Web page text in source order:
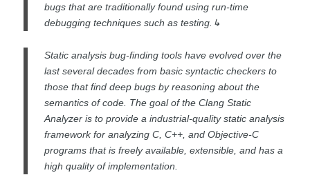
bugs that are traditionally found using run-time
debugging techniques such as testing.↳
Static analysis bug-finding tools have evolved over the
last several decades from basic syntactic checkers to
those that find deep bugs by reasoning about the
semantics of code. The goal of the Clang Static
Analyzer is to provide a industrial-quality static analysis
framework for analyzing C, C++, and Objective-C
programs that is freely available, extensible, and has a
high quality of implementation.